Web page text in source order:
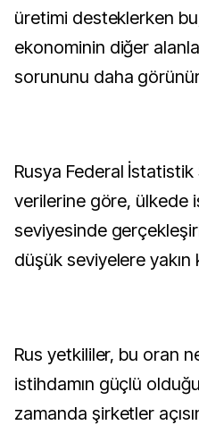
üretimi desteklerken
ekonominin diğer
sorununu daha
Rusya Federal
verilerine göre, ülkede
seviyesinde
düşük seviyelere yakın
Rus yetkililer, bu oran
istihdamın güçlü
zamanda şirketler